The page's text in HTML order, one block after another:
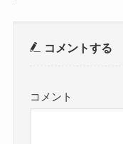
コメントする
コメント